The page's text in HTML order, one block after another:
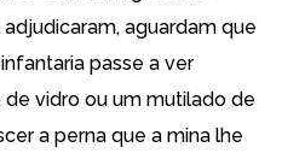
aguardam que
passe a ver
vidro ou um mutilado de
a perna que a mina lhe